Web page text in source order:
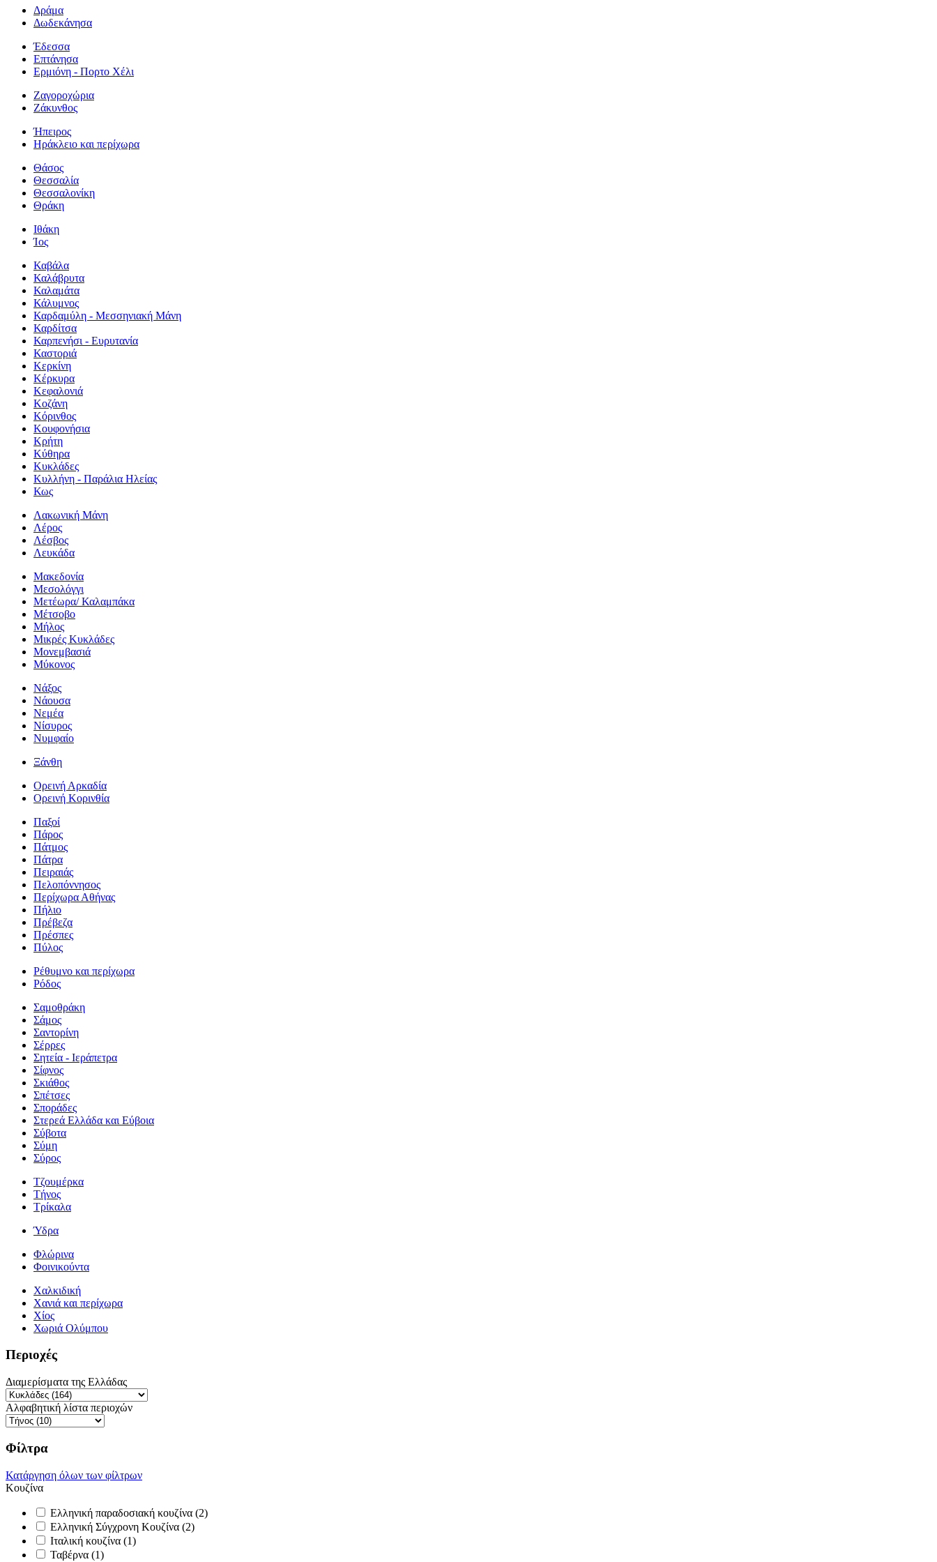
Δράμα
Δωδεκάνησα
Έδεσσα
Επτάνησα
Ερμιόνη - Πορτο Χέλι
Ζαγοροχώρια
Ζάκυνθος
Ήπειρος
Ηράκλειο και περίχωρα
Θάσος
Θεσσαλία
Θεσσαλονίκη
Θράκη
Ιθάκη
Ίος
Καβάλα
Καλάβρυτα
Καλαμάτα
Κάλυμνος
Καρδαμύλη - Μεσσηνιακή Μάνη
Καρδίτσα
Καρπενήσι - Ευρυτανία
Καστοριά
Κερκίνη
Κέρκυρα
Κεφαλονιά
Κοζάνη
Κόρινθος
Κουφονήσια
Κρήτη
Κύθηρα
Κυκλάδες
Κυλλήνη - Παράλια Ηλείας
Κως
Λακωνική Μάνη
Λέρος
Λέσβος
Λευκάδα
Μακεδονία
Μεσολόγγι
Μετέωρα/ Καλαμπάκα
Μέτσοβο
Μήλος
Μικρές Κυκλάδες
Μονεμβασιά
Μύκονος
Νάξος
Νάουσα
Νεμέα
Νίσυρος
Νυμφαίο
Ξάνθη
Ορεινή Αρκαδία
Ορεινή Κορινθία
Παξοί
Πάρος
Πάτμος
Πάτρα
Πειραιάς
Πελοπόννησος
Περίχωρα Αθήνας
Πήλιο
Πρέβεζα
Πρέσπες
Πύλος
Ρέθυμνο και περίχωρα
Ρόδος
Σαμοθράκη
Σάμος
Σαντορίνη
Σέρρες
Σητεία - Ιεράπετρα
Σίφνος
Σκιάθος
Σπέτσες
Σποράδες
Στερεά Ελλάδα και Εύβοια
Σύβοτα
Σύμη
Σύρος
Τζουμέρκα
Τήνος
Τρίκαλα
Ύδρα
Φλώρινα
Φοινικούντα
Χαλκιδική
Χανιά και περίχωρα
Χίος
Χωριά Ολύμπου
Περιοχές
Διαμερίσματα της Ελλάδας
Αλφαβητική λίστα περιοχών
Φίλτρα
Κατάργηση όλων των φίλτρων
Κουζίνα
Ελληνική παραδοσιακή κουζίνα (2)
Ελληνική Σύγχρονη Κουζίνα (2)
Ιταλική κουζίνα (1)
Ταβέρνα (1)